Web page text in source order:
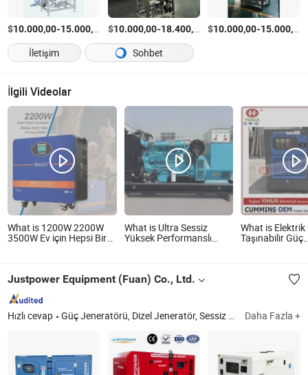
$10.000,00-15.000,00 /Ayarla
$10.000,00-18.400,00 /Ayarla
$10.000,00-15.000,00
İletişim
Sohbet
İlgili Videolar
What is 1200W 2200W
3500W Ev için Hepsi Bir
What is Ultra Sessiz
Yüksek Performanslı
What is Elektrik
Taşınabilir Güç
Justpower Equipment (Fuan) Co., Ltd.
Hızlı cevap Güç Jeneratörü, Dizel Jeneratör, Sessiz Dizel Jeneratör, Dizel Jeneratör Seti, Dizel Jeneratör, Süper Sessiz Dizel Jeneratör, Jeneratör Seti, Alternatör, Sessiz Jeneratör Seti, Sessiz Jeneratör Daha Fazla +